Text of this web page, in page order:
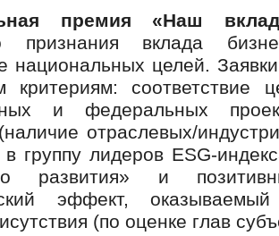
премия «Наш
признания вклада
национальных целей.
критериям: соответствие
и федеральных
отраслевых/
в группу лидеров ESG-
развития» и
эффект,
(по оценке глав